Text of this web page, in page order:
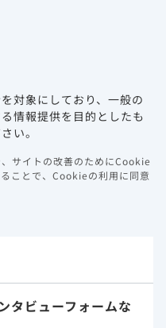
FTC/TDF）＋キードラッ
いる 成人HIV-1感染症患
の切り替えと前治療継続
対象にしており、 一般の
情報提供を目的としたも
い。
サイトの改善のためにCookie
ことで、Cookieの利用に同意
タビューフォームな